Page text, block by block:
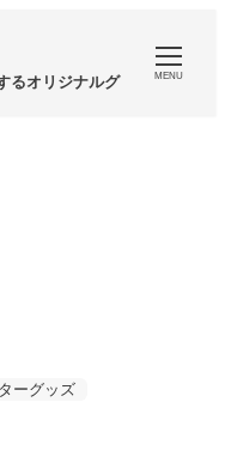
るオリジナルグ
MENU
ーグッズ